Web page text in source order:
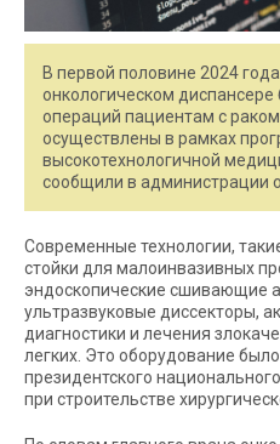
В первой половине 2024
онкологическом
операций пациентам с раком
осуществлены в рамках
высокотехнологичной
сообщили в администрации
Современные технологии,
стойки для малоинвазивных
эндоскопические сшивающие
ультразвуковые диссекторы,
диагностики и лечения
легких. Это оборудование
президентского
при строительстве